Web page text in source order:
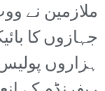
ملازمین نے
جہازوں کا
ہزاروں